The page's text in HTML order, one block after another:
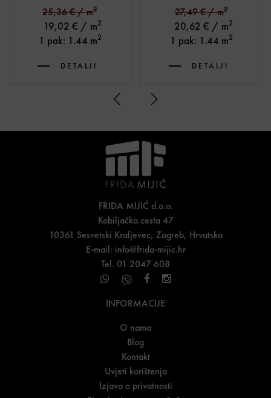
25,36€/ m2
19,02 € / m2
1 pak: 1.44 m2
DETALJI
27,49€/ m2
20,62 € / m2
1 pak: 1.44 m2
DETALJI
FRIDA MIJIĆ d.o.o.
Kobiljačka cesta 47
10361 Sesvetski Kraljevec, Zagreb, Hrvatska
E-mail: info@frida-mijic.hr
Tel. 01 2047 608
INFORMACIJE
O nama
Blog
Kontakt
Uvjeti korištenja
Izjava o privatnosti